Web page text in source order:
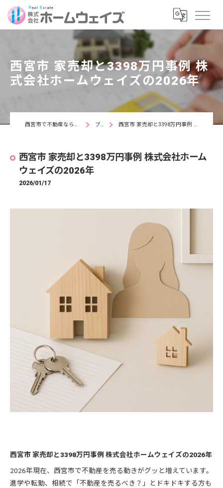
西宮市 家売却と3398万円事例 株
式会社ホームウェイズの2026年
西宮市で不動産なら株式会社ホームウェイズ ブログ 西宮市 家売却と3398万円事例 株式会社ホームウェイズの2026年
西宮市 家売却と3398万円事例 株式会社ホーム
ウェイズの2026年
2026/01/17
西宮市 家売却と3398万円事例 株式会社ホームウェイズの2026年
2026年現在、西宮市で不動産を売る動きがグッと増えています。
進学や転勤、相続で「不動産を売るべき？」とドキドキする方も